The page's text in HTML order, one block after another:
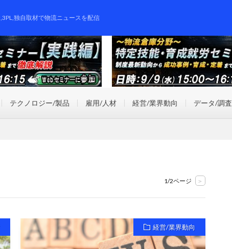
独自取材で物流ニュースを配信
テクノロジー/製品 雇用/人材 経営/業界動向 データ/調査
1/2ページ >
経営/業界動向